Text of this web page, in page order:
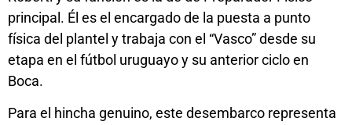
principal. Él es el encargado de la puesta a punto
física del plantel y trabaja con el “Vasco” desde su
etapa en el fútbol uruguayo y su anterior ciclo en
Boca.
Para el hincha genuino, este desembarco representa